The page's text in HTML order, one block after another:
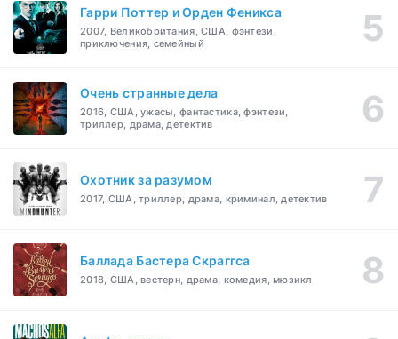
Гарри Поттер и Орден Феникса
2007, Великобритания, США, фэнтези,
приключения, семейный
Очень странные дела
2016, США, ужасы, фантастика, фэнтези,
триллер, драма, детектив
Охотник за разумом
2017, США, триллер, драма, криминал, детектив
Баллада Бастера Скраггса
2018, США, вестерн, драма, комедия, мюзикл